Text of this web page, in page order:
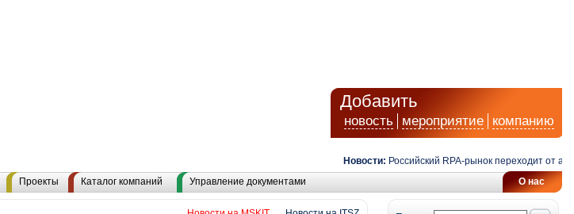
Добавить
новость мероприятие компанию
Новости: Российский RPA-рынок переходит от
О нас
Проекты Каталог компаний Управление документами